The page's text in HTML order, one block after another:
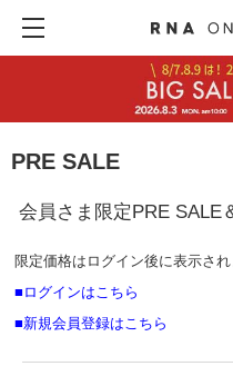
PRE SALE
会員さま限定PRE SALE
限定価格はログイン後に表示され
■ログインはこちら
■新規会員登録はこちら